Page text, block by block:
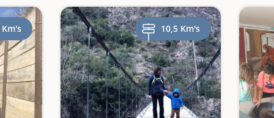
10,5 Km's